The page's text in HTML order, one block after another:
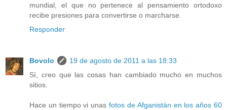
mundial, el que no pertenece al pensamiento ortodoxo
recibe presiones para convertirse o marcharse.
Responder
Bovolo
19 de agosto de 2011 a las 18:33
Sí, creo que las cosas han cambiado mucho en muchos
sitios.
Hace un tiempo vi unasfotos de Afganistán en los años 60